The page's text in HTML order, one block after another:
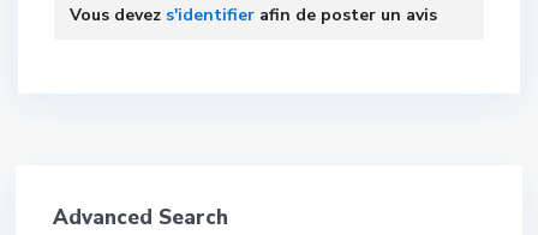
Vous devez s'identifier afin de poster un avis
Advanced Search